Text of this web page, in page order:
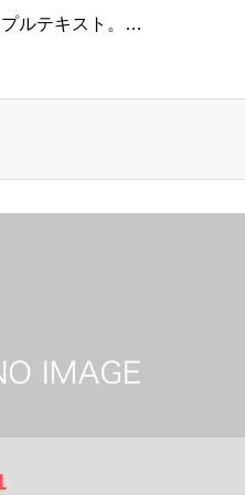
ルテキスト。…